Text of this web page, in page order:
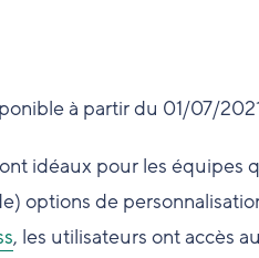
à partir du 01/07/
idéaux pour les équipes
options de
, les utilisateurs ont accès